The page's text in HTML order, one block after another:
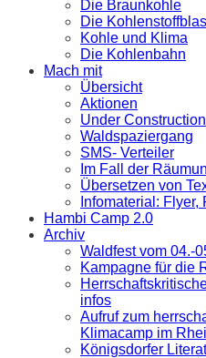
Die Braunkohle
Die
Kohle und Klima
Die Kohlenbahn
Mach mit
Übersicht
Aktionen
Under Construction
Waldspaziergang
SMS- Verteiler
Im Fall der
Übersetzen von
Infomaterial: Flyer,
Hambi Camp 2.0
Archiv
Waldfest vom 04.-
Kampagne für die
infos
Aufruf zum
Klimacamp im
Königsdorfer